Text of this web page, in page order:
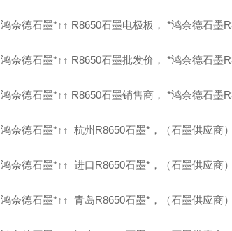
鸿奈德石墨*↑↑ R8650石墨电极板， *鸿奈德石墨
鸿奈德石墨*↑↑ R8650石墨批发价， *鸿奈德石墨
鸿奈德石墨*↑↑ R8650石墨销售商， *鸿奈德石墨
鸿奈德石墨*↑↑ 杭州R8650石墨*，（石墨供应商
鸿奈德石墨*↑↑ 进口R8650石墨*，（石墨供应商
鸿奈德石墨*↑↑ 青岛R8650石墨*，（石墨供应商